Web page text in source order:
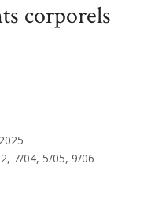
corporels
7/04, 5/05, 9/06